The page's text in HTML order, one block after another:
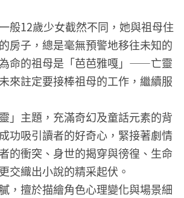
般12歲少女截然不同，她與祖母住
房子，總是毫無預警地移往未知的
命的祖母是「芭芭雅嘎」――亡靈
來註定要接棒祖母的工作，繼續服
」主題，充滿奇幻及童話元素的背
功吸引讀者的好奇心，緊接著劇情
的衝突、身世的揭穿與徬徨、生命
交織出小說的精采起伏。
，擅於描繪角色心理變化與場景細